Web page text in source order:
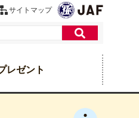
サイトマップ
レゼント